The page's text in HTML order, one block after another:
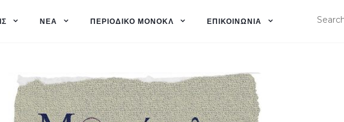
ΝΈΑ ΠΕΡΙΟΔΙΚΌ ΜΟΝΌΚΛ ΕΠΙΚΟΙΝΩΝΊΑ